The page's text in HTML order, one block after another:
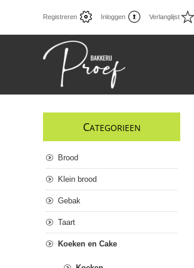
Registreren Inloggen Verlanglijst
CATEGORIEEN
Brood
Klein brood
Gebak
Taart
Koeken en Cake